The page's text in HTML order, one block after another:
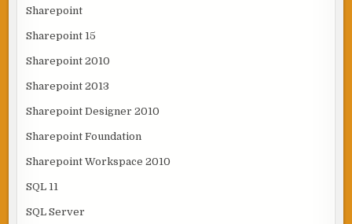
Sharepoint
Sharepoint 15
Sharepoint 2010
Sharepoint 2013
Sharepoint Designer 2010
Sharepoint Foundation
Sharepoint Workspace 2010
SQL 11
SQL Server